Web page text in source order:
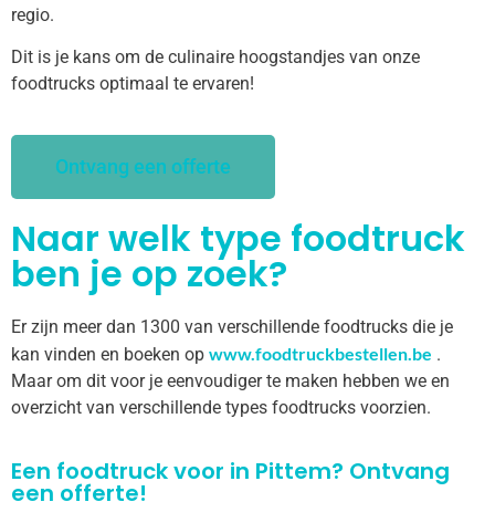
regio.
Dit is je kans om de culinaire hoogstandjes van onze
foodtrucks optimaal te ervaren!
Ontvang een offerte
Naar welk type foodtruck
ben je op zoek?
Er zijn meer dan 1300 van verschillende foodtrucks die je
kan vinden en boeken op www.foodtruckbestellen.be .
Maar om dit voor je eenvoudiger te maken hebben we en
overzicht van verschillende types foodtrucks voorzien.
Een foodtruck voor in Pittem? Ontvang
een offerte!